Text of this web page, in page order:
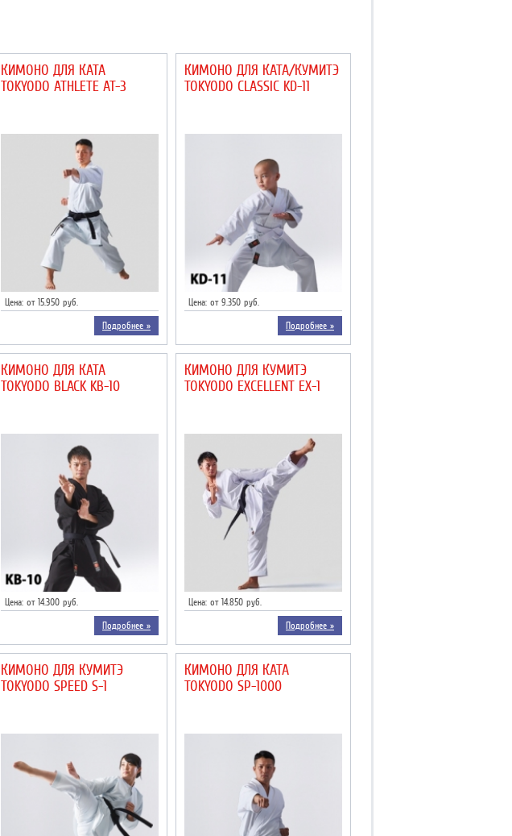
КИМОНО ДЛЯ КАТА
TOKYODO ATHLETE AT-3
Цена: от 15.950 руб.
Подробнее »
КИМОНО ДЛЯ КАТА/КУМИТЭ
TOKYODO CLASSIC KD-11
Цена: от 9.350 руб.
Подробнее »
КИМОНО ДЛЯ КАТА
TOKYODO BLACK KB-10
Цена: от 14.300 руб.
Подробнее »
КИМОНО ДЛЯ КУМИТЭ
TOKYODO EXCELLENT EX-1
Цена: от 14.850 руб.
Подробнее »
КИМОНО ДЛЯ КУМИТЭ
TOKYODO SPEED S-1
КИМОНО ДЛЯ КАТА
TOKYODO SP-1000